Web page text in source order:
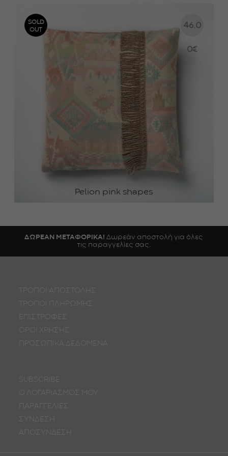
SOLD
OUT
Pelion pink shapes
46.0
0€
ΔΩΡΕΑΝ ΜΕΤΑΦΟΡΙΚΑ! Δωρεάν αποστολή για όλες
τις παραγγελίες σας.
ΤΡΟΠΟΙ ΑΠΟΣΤΟΛΗΣ
ΤΡΟΠΟΙ ΠΛΗΡΩΜΗΣ
ΕΠΙΣΤΡΟΦΕΣ
ΟΡΟΙ ΧΡΗΣΗΣ
ΠΡΟΣΩΠΙΚA ΔΕΔΟΜΕΝA
SUBSCRIBE
Ο ΛΟΓΑΡΙΑΣΜΟΣ ΜΟΥ
ΠΑΡΑΓΓΕΛΙΕΣ
ΣΥΝΔΕΣΗ
ΑΠΟΣΥΝΔΕΣΗ